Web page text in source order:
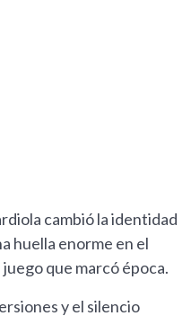
cambió la identidad
huella enorme en el
que marcó época.
y el silencio